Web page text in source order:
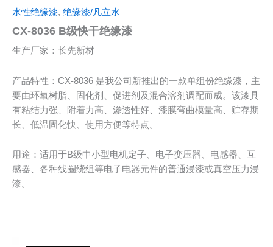
水性绝缘漆, 绝缘漆/凡立水
CX-8036 B级快干绝缘漆
生产厂家：长先新材
产品特性：CX-8036 是我公司新推出的一款单组份绝缘漆，主
要由环氧树脂、固化剂、促进剂及混合溶剂调配而成。该漆具
有粘结力强、附着力高、渗透性好、漆膜弯曲模量高、贮存期
长、低温固化快、使用方便等特点。
用途：适用于B级中小型电机定子、电子变压器、电感器、互
感器、各种线圈绕组等电子电器元件的普通浸漆或真空压力浸
漆。